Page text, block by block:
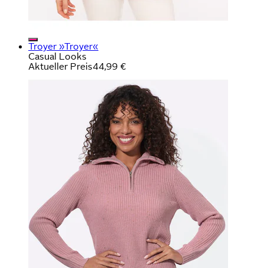
Troyer »Troyer«
Casual Looks
Aktueller Preis44,99 €